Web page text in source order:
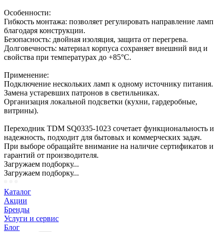
Особенности:
Гибкость монтажа: позволяет регулировать направление ламп
благодаря конструкции.
Безопасность: двойная изоляция, защита от перегрева.
Долговечность: материал корпуса сохраняет внешний вид и
свойства при температурах до +85°C.
Применение:
Подключение нескольких ламп к одному источнику питания.
Замена устаревших патронов в светильниках.
Организация локальной подсветки (кухни, гардеробные,
витрины).
Переходник TDM SQ0335-1023 сочетает функциональность и
надежность, подходит для бытовых и коммерческих задач.
При выборе обращайте внимание на наличие сертификатов и
гарантий от производителя.
Загружаем подборку...
Загружаем подборку...
Каталог
Акции
Бренды
Услуги и сервис
Блог